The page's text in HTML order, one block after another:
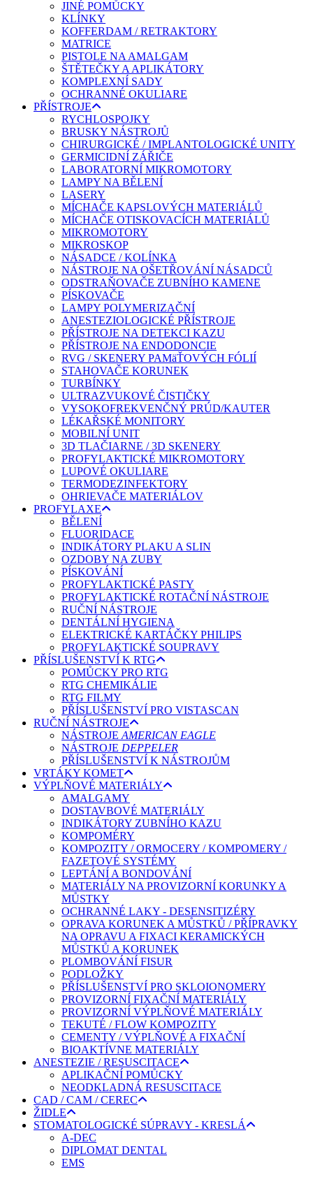
JINÉ POMŮCKY
KLÍNKY
KOFFERDAM / RETRAKTORY
MATRICE
PISTOLE NA AMALGAM
ŠTĚTEČKY A APLIKÁTORY
KOMPLEXNÍ SADY
OCHRANNÉ OKULIARE
PŘÍSTROJE
RYCHLOSPOJKY
BRUSKY NÁSTROJŮ
CHIRURGICKÉ / IMPLANTOLOGICKÉ UNITY
GERMICIDNÍ ZÁŘIČE
LABORATORNÍ MIKROMOTORY
LAMPY NA BĚLENÍ
LASERY
MÍCHAČE KAPSLOVÝCH MATERIÁLŮ
MÍCHAČE OTISKOVACÍCH MATERIÁLŮ
MIKROMOTORY
MIKROSKOP
NÁSADCE / KOLÍNKA
NÁSTROJE NA OŠETŘOVÁNÍ NÁSADCŮ
ODSTRAŇOVAČE ZUBNÍHO KAMENE
PÍSKOVAČE
LAMPY POLYMERIZAČNÍ
ANESTEZIOLOGICKÉ PŘÍSTROJE
PŘÍSTROJE NA DETEKCI KAZU
PŘÍSTROJE NA ENDODONCIE
RVG / SKENERY PAMäŤOVÝCH FÓLIÍ
STAHOVAČE KORUNEK
TURBÍNKY
ULTRAZVUKOVÉ ČISTIČKY
VYSOKOFREKVENČNÝ PRÚD/KAUTER
LÉKAŘSKÉ MONITORY
MOBILNÍ UNIT
3D TLAČIARNE / 3D SKENERY
PROFYLAKTICKÉ MIKROMOTORY
LUPOVÉ OKULIARE
TERMODEZINFEKTORY
OHRIEVAČE MATERIÁLOV
PROFYLAXE
BĚLENÍ
FLUORIDACE
INDIKÁTORY PLAKU A SLIN
OZDOBY NA ZUBY
PÍSKOVÁNÍ
PROFYLAKTICKÉ PASTY
PROFYLAKTICKÉ ROTAČNÍ NÁSTROJE
RUČNÍ NÁSTROJE
DENTÁLNÍ HYGIENA
ELEKTRICKÉ KARTÁČKY PHILIPS
PROFYLAKTICKÉ SOUPRAVY
PŘÍSLUŠENSTVÍ K RTG
POMŮCKY PRO RTG
RTG CHEMIKÁLIE
RTG FILMY
PŘÍSLUŠENSTVÍ PRO VISTASCAN
RUČNÍ NÁSTROJE
NÁSTROJE AMERICAN EAGLE
NÁSTROJE DEPPELER
PŘÍSLUŠENSTVÍ K NÁSTROJŮM
VRTÁKY KOMET
VÝPLŇOVÉ MATERIÁLY
AMALGAMY
DOSTAVBOVÉ MATERIÁLY
INDIKÁTORY ZUBNÍHO KAZU
KOMPOMÉRY
KOMPOZITY / ORMOCERY / KOMPOMERY /
FAZETOVÉ SYSTÉMY
LEPTÁNÍ A BONDOVÁNÍ
MATERIÁLY NA PROVIZORNÍ KORUNKY A
MŮSTKY
OCHRANNÉ LAKY - DESENSITIZÉRY
OPRAVA KORUNEK A MŮSTKŮ / PŘÍPRAVKY
NA OPRAVU A FIXACI KERAMICKÝCH
MŮSTKŮ A KORUNEK
PLOMBOVÁNÍ FISUR
PODLOŽKY
PŘÍSLUŠENSTVÍ PRO SKLOIONOMERY
PROVIZORNÍ FIXAČNÍ MATERIÁLY
PROVIZORNÍ VÝPLŇOVÉ MATERIÁLY
TEKUTÉ / FLOW KOMPOZITY
CEMENTY / VÝPLŇOVÉ A FIXAČNÍ
BIOAKTÍVNE MATERIÁLY
ANESTEZIE / RESUSCITACE
APLIKAČNÍ POMŮCKY
NEODKLADNÁ RESUSCITACE
CAD / CAM / CEREC
ŽIDLE
STOMATOLOGICKÉ SÚPRAVY - KRESLÁ
A-DEC
DIPLOMAT DENTAL
EMS